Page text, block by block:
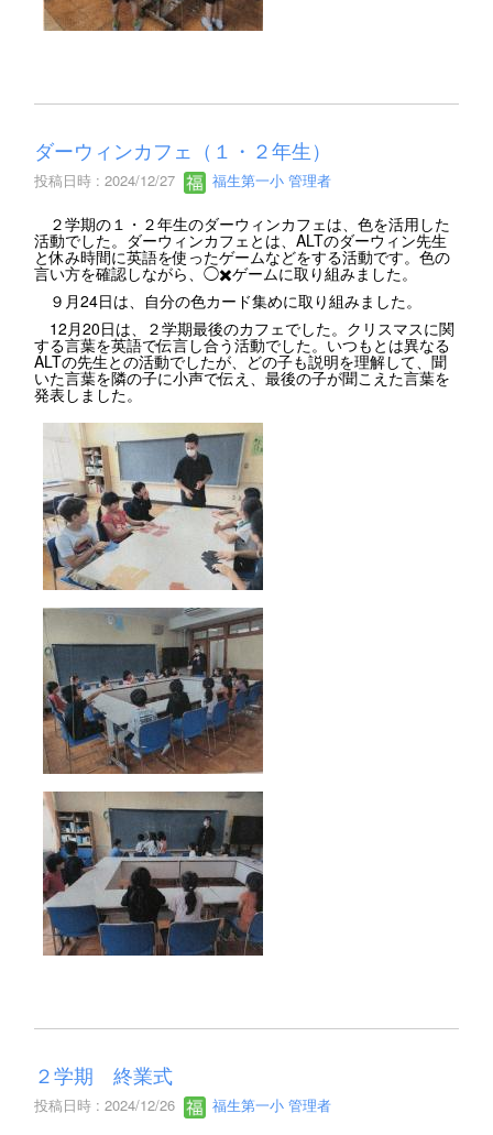
ダーウィンカフェ（１・２年生）
投稿日時 : 2024/12/27 福生第一小 管理者
２学期の１・２年生のダーウィンカフェは、色を活用した
活動でした。ダーウィンカフェとは、ALTのダーウィン先生
と休み時間に英語を使ったゲームなどをする活動です。色の
言い方を確認しながら、◯✖️ゲームに取り組みました。
９月24日は、自分の色カード集めに取り組みました。
12月20日は、２学期最後のカフェでした。クリスマスに関
する言葉を英語で伝言し合う活動でした。いつもとは異なる
ALTの先生との活動でしたが、どの子も説明を理解して、聞
いた言葉を隣の子に小声で伝え、最後の子が聞こえた言葉を
発表しました。
２学期 終業式
投稿日時 : 2024/12/26 福生第一小 管理者